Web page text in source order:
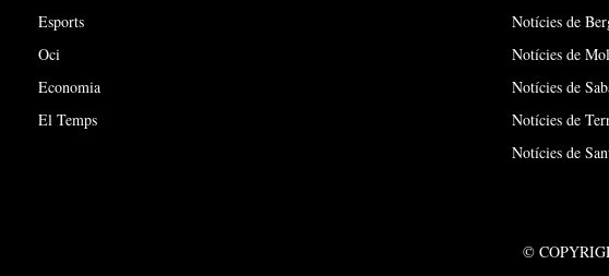
Esports
Oci
Economia
El Temps
Notícies de
Notícies de
Notícies de
Notícies de
Notícies de
©